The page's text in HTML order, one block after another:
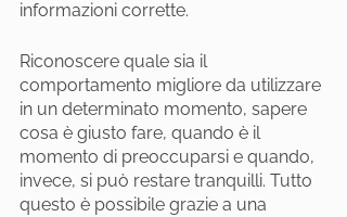
informazioni corrette.
Riconoscere quale sia il
comportamento migliore da utilizzare
in un determinato momento, sapere
cosa è giusto fare, quando è il
momento di preoccuparsi e quando,
invece, si può restare tranquilli. Tutto
questo è possibile grazie a una